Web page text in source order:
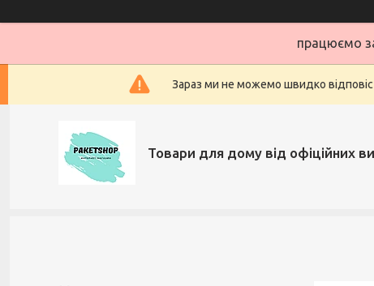
працюємо
Зараз ми не можемо швидко
Товари для дому від офіційних